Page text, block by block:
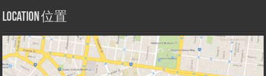
Location 位置